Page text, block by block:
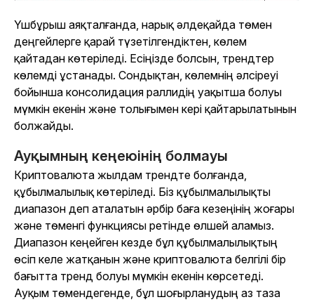
Үшбұрыш аяқталғанда, нарық әлдеқайда төмен
деңгейлерге қарай түзетілгендіктен, көлем
қайтадан көтеріледі. Есіңізде болсын, трендтер
көлемді ұстанады. Сондықтан, көлемнің әлсіреуі
бойынша консолидация раллидің уақытша болуы
мүмкін екенін және толығымен кері қайтарылатынын
болжайды.
Ауқымның кеңеюінің болмауы
Криптовалюта жылдам трендте болғанда,
құбылмалылық көтеріледі. Біз құбылмалылықты
диапазон деп аталатын әрбір баға кезеңінің жоғары
және төменгі функциясы ретінде өлшей аламыз.
Диапазон кеңейген кезде бұл құбылмалылықтың
өсіп келе жатқанын және криптовалюта белгілі бір
бағытта тренд болуы мүмкін екенін көрсетеді.
Ауқым төмендегенде, бұл шоғырланудың аз таза